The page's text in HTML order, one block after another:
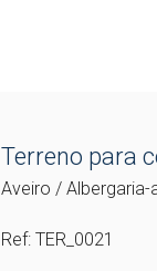
Terreno para
Aveiro / Albergaria-
Ref: TER_0021